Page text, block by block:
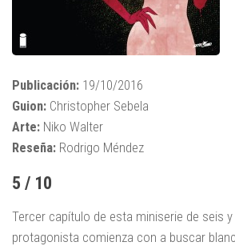
Publicación: 19/10/2016
Guion: Christopher Sebela
Arte: Niko Walter
Reseña: Rodrigo Méndez
5 / 10
Tercer capítulo de esta miniserie de seis
protagonista comienza con a buscar